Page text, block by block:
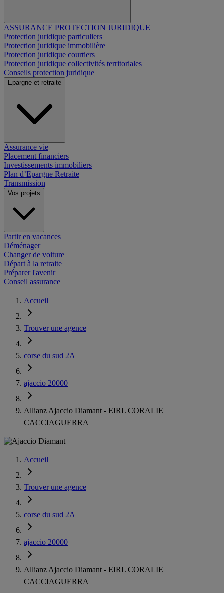
ASSURANCE PROTECTION JURIDIQUE
Protection juridique particuliers
Protection juridique immobilière
Protection juridique courtiers
Protection juridique collectivités territoriales
Conseils protection juridique
Epargne et retraite
Assurance vie
Placement financiers
Investissements immobiliers
Plan d’Epargne Retraite
Transmission
Vos projets
Partir en vacances
Déménager
Changer de voiture
Départ à la retraite
Préparer l'avenir
Conseil assurance
Accueil
Trouver une agence
corse du sud 2A
ajaccio 20000
Allianz Ajaccio Diamant - EIRL CORALIE
CACCIAGUERRA
Accueil
Trouver une agence
corse du sud 2A
ajaccio 20000
Allianz Ajaccio Diamant - EIRL CORALIE
CACCIAGUERRA